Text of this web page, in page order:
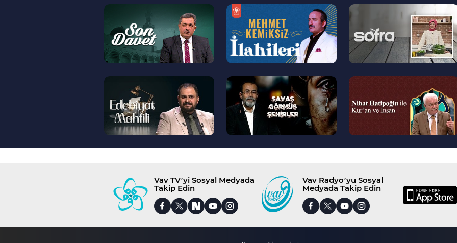
--
>
>
--
--
>
--
Vav TV’yi Sosyal Medyada
Takip Edin
Vav Radyo’yu Sosyal
Medyada Takip Edin